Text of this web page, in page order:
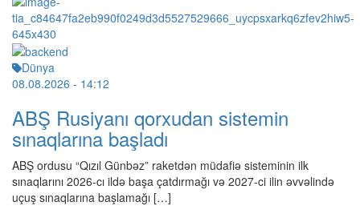
Dünya
08.08.2026 - 14:12
ABŞ Rusiyanı qorxudan sistemin
sınaqlarına başladı
ABŞ ordusu “Qızıl Günbəz” raketdən müdafiə sisteminin ilk
sınaqlarını 2026-cı ildə başa çatdırmağı və 2027-ci ilin əvvəlində
uçuş sınaqlarına başlamağı […]